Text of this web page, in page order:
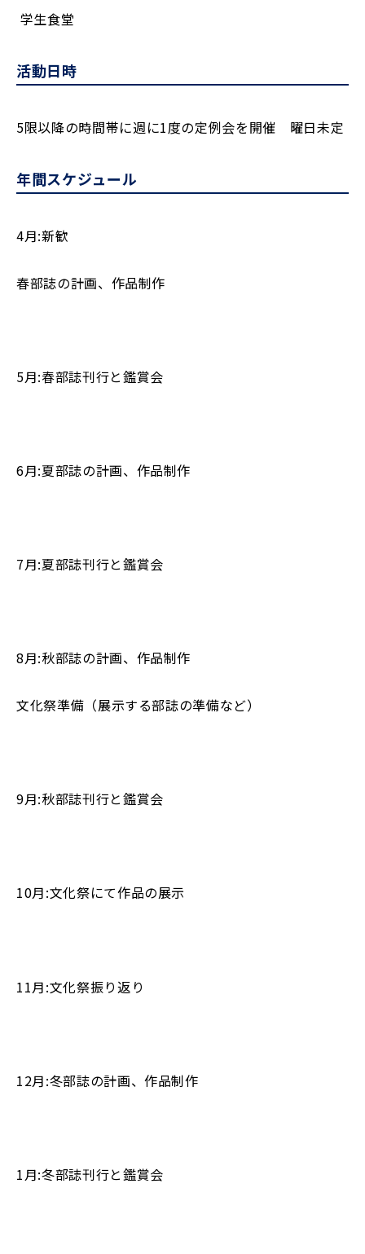
学生食堂
活動日時
5限以降の時間帯に週に1度の定例会を開催 曜日未定
年間スケジュール
4月:新歓
春部誌の計画、作品制作
5月:春部誌刊行と鑑賞会
6月:夏部誌の計画、作品制作
7月:夏部誌刊行と鑑賞会
8月:秋部誌の計画、作品制作
文化祭準備（展示する部誌の準備など）
9月:秋部誌刊行と鑑賞会
10月:文化祭にて作品の展示
11月:文化祭振り返り
12月:冬部誌の計画、作品制作
1月:冬部誌刊行と鑑賞会